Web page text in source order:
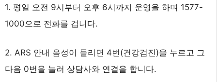
1. 평일 오전 9시부터 오후 6시까지 운영을 하며 1577-
1000으로 전화를 겁니다.
2. ARS 안내 음성이 들리면 4번(건강검진)을 누르고 그
다음 0번을 눌러 상담사와 연결을 합니다.